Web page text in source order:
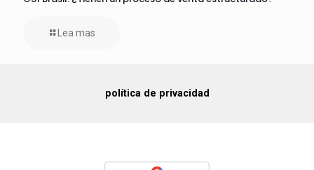
Lea mas
política de privacidad